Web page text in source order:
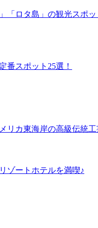
「ロタ島」の観光スポッ
番スポット25選！
リカ東海岸の高級伝統
ゾートホテルを満喫♪